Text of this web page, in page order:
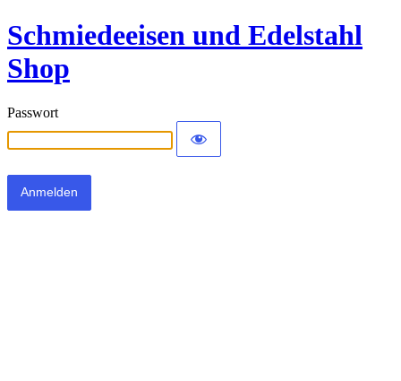
Schmiedeeisen und Edelstahl
Shop
Passwort